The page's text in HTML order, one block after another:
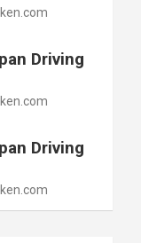
Driving
Driving